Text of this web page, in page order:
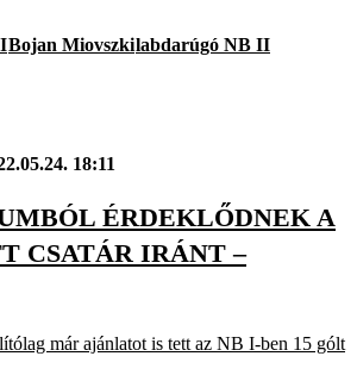
Bojan Miovszkilabdarúgó NB II
18:11
ÉRDEKLŐDNEK A
CSATÁR IRÁNT –
már ajánlatot is tett az NB I-ben 15 gólt